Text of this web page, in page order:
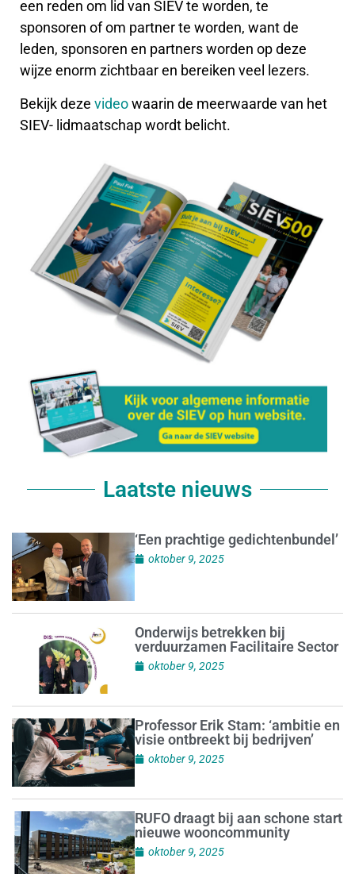
een reden om lid van SIEV te worden, te
sponsoren of om partner te worden, want de
leden, sponsoren en partners worden op deze
wijze enorm zichtbaar en bereiken veel lezers.
Bekijk deze videowaarin de meerwaarde van het
SIEV- lidmaatschap wordt belicht.
Laatste nieuws
‘Een prachtige gedichtenbundel’
oktober 9, 2025
Onderwijs betrekken bij
verduurzamen Facilitaire Sector
oktober 9, 2025
Professor Erik Stam: ‘ambitie en
visie ontbreekt bij bedrijven’
oktober 9, 2025
RUFO draagt bij aan schone start
nieuwe wooncommunity
oktober 9, 2025